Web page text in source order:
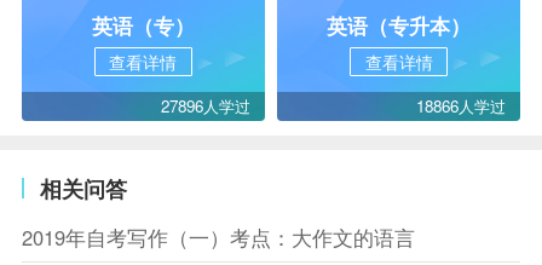
英语（专）
查看详情
27896人学过
英语（专升本）
查看详情
18866人学过
相关问答
2019年自考写作（一）考点：大作文的语言